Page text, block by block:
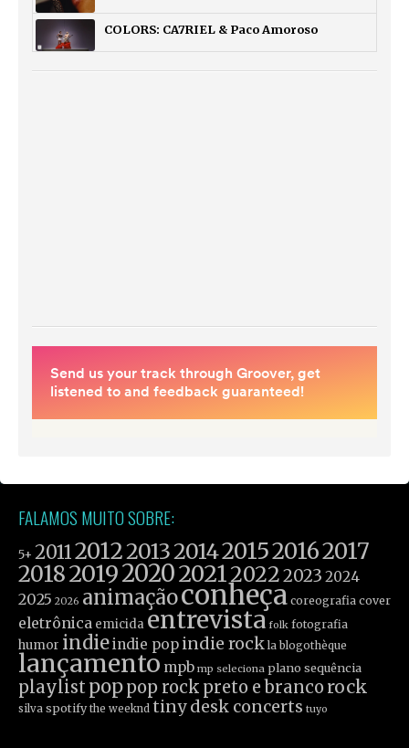
COLORS: CA7RIEL & Paco Amoroso
FALAMOS MUITO SOBRE:
5+ 2011201220132014201520162017
201820192020202120222023 2024
2025 2026 animaçãoconheça coreografia cover
eletrônica emicida entrevista folk fotografia
humor indieindie pop indie rock la blogothèque
lançamento mpb mp seleciona plano sequência
playlist poppop rock preto e branco rock
silva spotify the weeknd tiny desk concerts tuyo